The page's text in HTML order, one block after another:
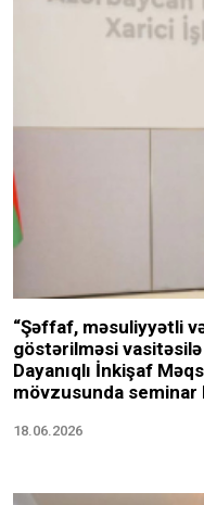
“Şəffaf, məsuliyyətli
göstərilməsi vasitəsilə
Dayanıqlı İnkişaf
mövzusunda seminar
18.06.2026